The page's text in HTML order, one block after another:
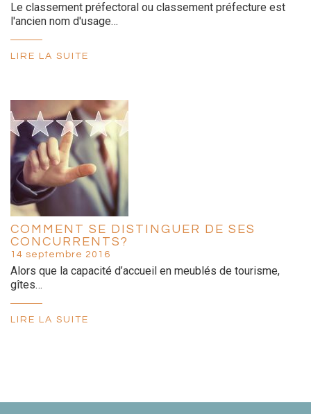
Le classement préfectoral ou classement préfecture est
l'ancien nom d'usage…
LIRE LA SUITE
COMMENT SE DISTINGUER DE SES
CONCURRENTS?
14 septembre 2016
Alors que la capacité d’accueil en meublés de tourisme,
gîtes…
LIRE LA SUITE